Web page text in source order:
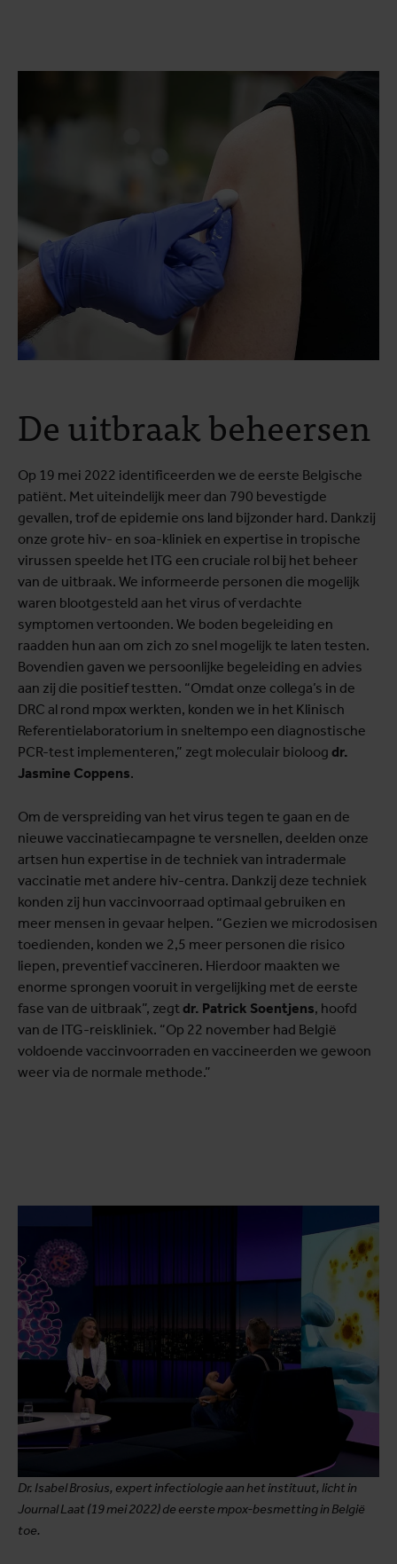
De uitbraak beheersen
Op 19 mei 2022 identificeerden we de eerste Belgische
patiënt. Met uiteindelijk meer dan 790 bevestigde
gevallen, trof de epidemie ons land bijzonder hard. Dankzij
onze grote hiv- en soa-kliniek en expertise in tropische
virussen speelde het ITG een cruciale rol bij het beheer
van de uitbraak. We informeerde personen die mogelijk
waren blootgesteld aan het virus of verdachte
symptomen vertoonden. We boden begeleiding en
raadden hun aan om zich zo snel mogelijk te laten testen.
Bovendien gaven we persoonlijke begeleiding en advies
aan zij die positief testten. “Omdat onze collega’s in de
DRC al rond mpox werkten, konden we in het Klinisch
Referentielaboratorium in sneltempo een diagnostische
PCR-test implementeren,” zegt moleculair bioloog dr.
Jasmine Coppens.
Om de verspreiding van het virus tegen te gaan en de
nieuwe vaccinatiecampagne te versnellen, deelden onze
artsen hun expertise in de techniek van intradermale
vaccinatie met andere hiv-centra. Dankzij deze techniek
konden zij hun vaccinvoorraad optimaal gebruiken en
meer mensen in gevaar helpen. “Gezien we microdosisen
toedienden, konden we 2,5 meer personen die risico
liepen, preventief vaccineren. Hierdoor maakten we
enorme sprongen vooruit in vergelijking met de eerste
fase van de uitbraak”, zegtdr. Patrick Soentjens, hoofd
van de ITG-reiskliniek. “Op 22 november had België
voldoende vaccinvoorraden en vaccineerden we gewoon
weer via de normale methode.”
Dr. Isabel Brosius, expert infectiologie aan het instituut, licht in
Journal Laat (19 mei 2022) de eerste mpox-besmetting in België
toe.